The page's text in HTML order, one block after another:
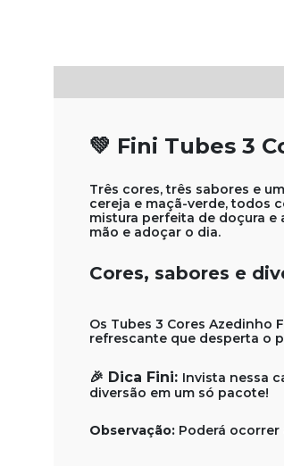
💚 Fini Tubes 3
Três cores, três sabores e
cereja e maçã-verde, todos
mistura perfeita de doçura e
mão e adoçar o dia.
Cores, sabores e
Os Tubes 3 Cores
refrescante que desperta o
🎉 Dica Fini: Invista nessa
diversão em um só pacote!
Observação: Poderá